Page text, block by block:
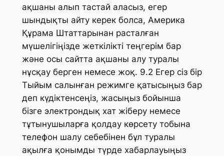
ақшаны алып тастай аласыз, егер
шындықты айту керек болса, Америка
Құрама Штаттарынан расталған
мүшелігіңізде жеткілікті теңгерім бар
және осы сайтта ақшаны алу туралы
нұсқау берген немесе жоқ. 9.2 Егер сіз бір
Тыйым салынған режимге қатысыңыз бар
деп күдіктенсеңіз, жасыңыз бойынша
бізге электрондық хат жіберу немесе
тұтынушыларға қолдау көрсету тобына
телефон шалу себебінен бұл туралы
ақылға қонымды түрде хабарлауыңыз